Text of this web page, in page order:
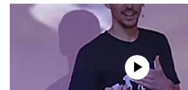
Eguraldia